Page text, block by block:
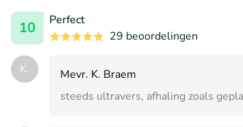
10
Perfect
29 beoordelingen
K.
Mevr. K. Braem
steeds ultravers, afhaling zoals